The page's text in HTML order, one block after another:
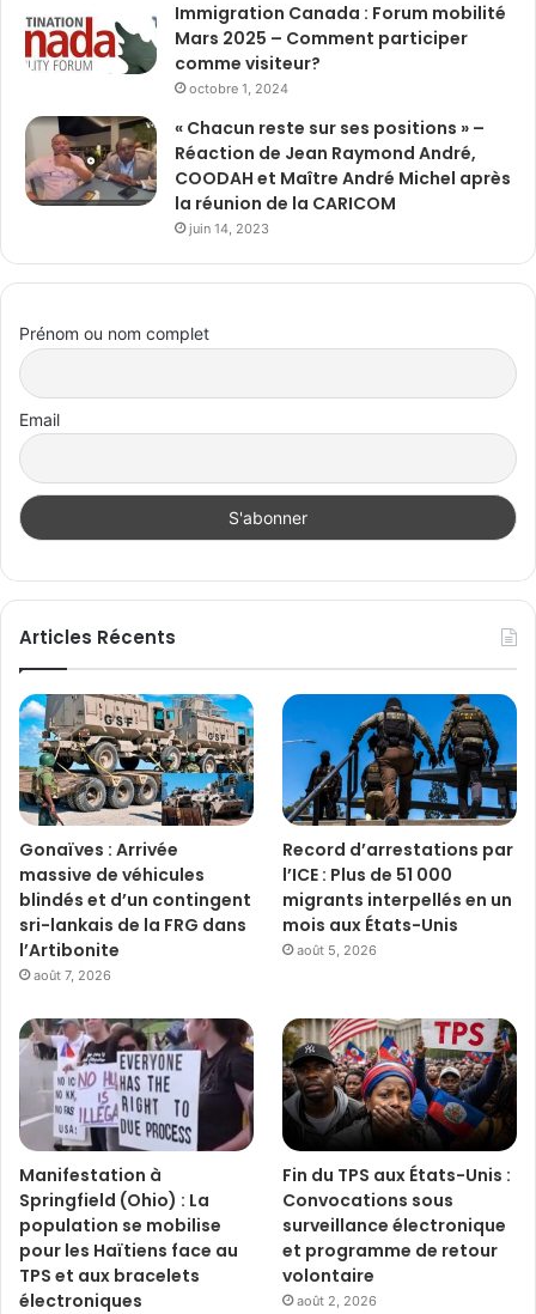
Immigration Canada : Forum mobilité
Mars 2025 – Comment participer
comme visiteur?
octobre 1, 2024
« Chacun reste sur ses positions » –
Réaction de Jean Raymond André,
COODAH et Maître André Michel après
la réunion de la CARICOM
juin 14, 2023
Prénom ou nom complet
Email
Articles Récents
Gonaïves : Arrivée
massive de véhicules
blindés et d’un contingent
sri-lankais de la FRG dans
l’Artibonite
août 7, 2026
Record d’arrestations par
l’ICE : Plus de 51 000
migrants interpellés en un
mois aux États-Unis
août 5, 2026
Manifestation à
Springfield (Ohio) : La
population se mobilise
pour les Haïtiens face au
TPS et aux bracelets
électroniques
Fin du TPS aux États-Unis :
Convocations sous
surveillance électronique
et programme de retour
volontaire
août 2, 2026